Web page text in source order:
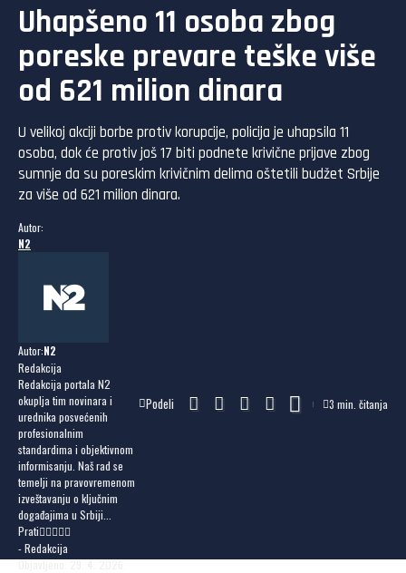
Uhapšeno 11 osoba zbog
poreske prevare teške više
od 621 milion dinara
U velikoj akciji borbe protiv korupcije, policija je uhapsila 11
osoba, dok će protiv još 17 biti podnete krivične prijave zbog
sumnje da su poreskim krivičnim delima oštetili budžet Srbije
za više od 621 milion dinara.
Autor:
N2
Autor:N2
Redakcija
Redakcija portala N2
okuplja tim novinara i
urednika posvećenih
profesionalnim
standardima i objektivnom
informisanju. Naš rad se
temelji na pravovremenom
izveštavanju o ključnim
događajima u Srbiji...
Prati
- Redakcija
Objavljeno: 29. 4. 2026.
Podeli 3 min. čitanja